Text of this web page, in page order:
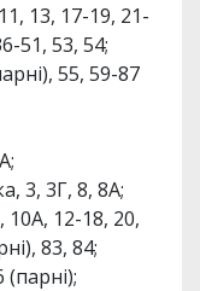
13, 17-19, 21-
51, 53, 54;
55, 59-87
3, 3Г, 8, 8А;
10А, 12-18, 20,
83, 84;
(парні);